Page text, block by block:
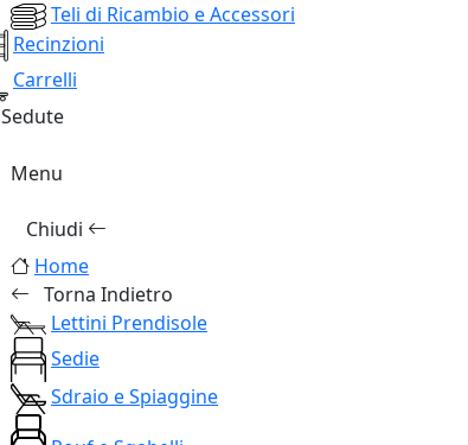
Teli di Ricambio e Accessori
Recinzioni
Carrelli
Sedute
Menu
Chiudi
Home
Torna Indietro
Lettini Prendisole
Sedie
Sdraio e Spiaggine